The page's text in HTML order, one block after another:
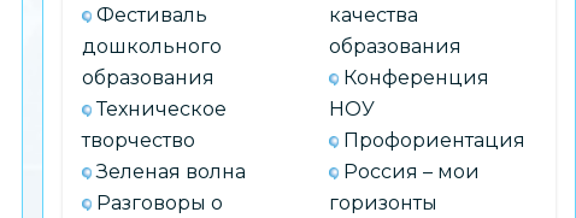
Фестиваль
дошкольного
образования
Техническое
творчество
Зеленая волна
Разговоры о
качества
образования
Конференция
НОУ
Профориентация
Россия – мои
горизонты